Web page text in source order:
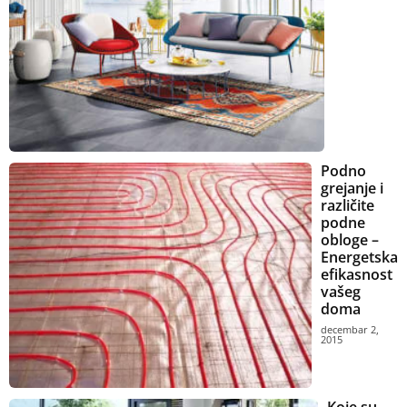
Podno
grejanje i
različite
podne
obloge –
Energetska
efikasnost
vašeg
doma
decembar 2,
2015